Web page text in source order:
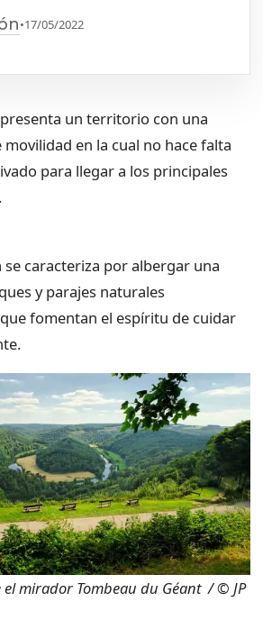
•17/05/2022
un territorio con una
en la cual no hace falta
para llegar a los principales
se caracteriza por albergar una
y parajes naturales
fomentan el espíritu de cuidar
el mirador Tombeau du Géant / © JP